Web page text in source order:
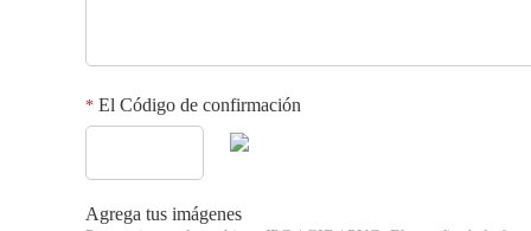
* El Código de confirmación
Agrega tus imágenes